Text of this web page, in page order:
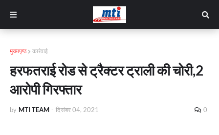
मुख्यपृष्ठ कार्रवाई
हरफतराई रोड से ट्रैक्टर ट्राली की चोरी,2
आरोपी गिरफ्तार
by MTI TEAM - दिसंबर 04, 2021 0